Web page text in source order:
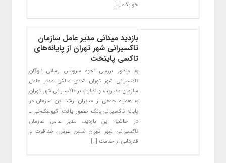
خوابگاه […]
بازدید میدانی مدیر عامل سازمان
تاکسیرانی شهر تهران از پایانه‌های
تاکسی پایتخت
به منظور بررسی نحوه سرویس رسانی ناوگان
تاکسیرانی شهر تهران شادی مالکی مدیر عامل
سازمان مدیریت و نظارت بر تاکسیرانی شهر تهران
به همراه جمعی از مدیران ارشد این سازمان در
پایانه تاکسیرانی ونک حضور یافت. کیوسک‌خبر ـ
در حاشیه این بازدید، مدیر عامل سازمان
تاکسیرانی شهر تهران ضمن عرض خداقوت و
قدردانی از خدمت […]